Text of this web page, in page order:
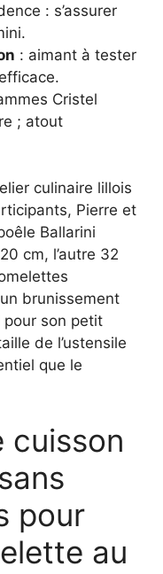
: s’assurer
: aimant à tester
Cristel
; atout
culinaire lillois
Pierre et
Ballarini
cm, l’autre 32
brunissement
son petit
de l’ustensile
que le
cuisson
pour
au